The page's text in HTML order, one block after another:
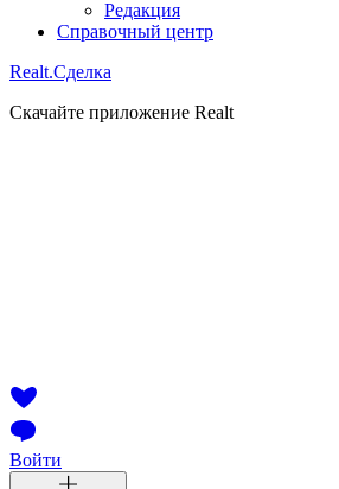
Редакция
Справочный центр
Realt.Сделка
Скачайте приложение Realt
Войти